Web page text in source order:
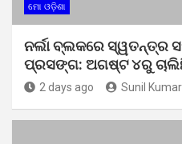
ମୋ ଓଡ଼ିଶା
ନର୍ଲା ବ୍ଲକରେ ସ୍ୱତନ୍ତ୍ର
ପ୍ରସଙ୍ଗ: ଅଗଷ୍ଟ ୪ରୁ
2 days ago Sunil